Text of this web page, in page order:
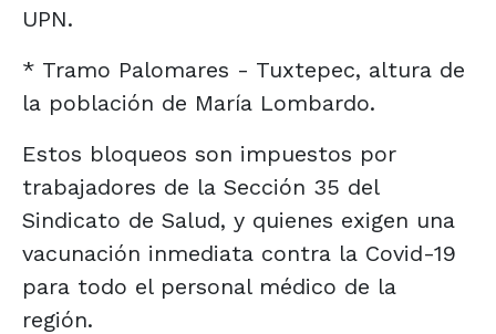
UPN.
* Tramo Palomares - Tuxtepec, altura de
la población de María Lombardo.
Estos bloqueos son impuestos por
trabajadores de la Sección 35 del
Sindicato de Salud, y quienes exigen una
vacunación inmediata contra la Covid-19
para todo el personal médico de la
región.